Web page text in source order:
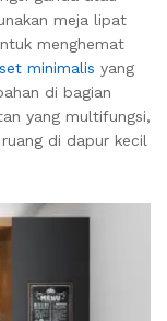
meja lipat
menghemat
minimalis yang
di bagian
yang multifungsi,
di dapur kecil